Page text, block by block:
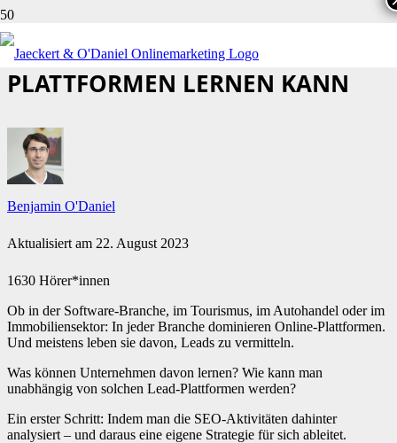
WAS MAN VON LEAD-
PLATTFORMEN LERNEN KANN
Benjamin O'Daniel
Aktualisiert am 22. August 2023
1630 Hörer*innen
Ob in der Software-Branche, im Tourismus, im Autohandel oder im
Immobiliensektor: In jeder Branche dominieren Online-Plattformen.
Und meistens leben sie davon, Leads zu vermitteln.
Was können Unternehmen davon lernen? Wie kann man
unabhängig von solchen Lead-Plattformen werden?
Ein erster Schritt: Indem man die SEO-Aktivitäten dahinter
analysiert – und daraus eine eigene Strategie für sich ableitet.